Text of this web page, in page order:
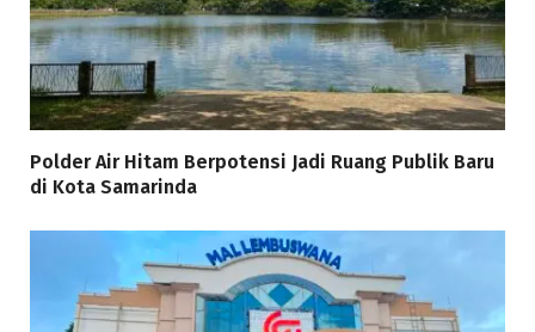
Polder Air Hitam Berpotensi Jadi Ruang Publik Baru
di Kota Samarinda